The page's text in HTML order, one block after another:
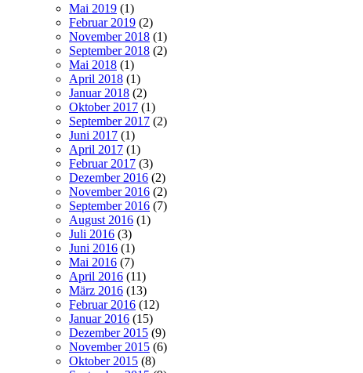
Mai 2019 (1)
Februar 2019 (2)
November 2018 (1)
September 2018 (2)
Mai 2018 (1)
April 2018 (1)
Januar 2018 (2)
Oktober 2017 (1)
September 2017 (2)
Juni 2017 (1)
April 2017 (1)
Februar 2017 (3)
Dezember 2016 (2)
November 2016 (2)
September 2016 (7)
August 2016 (1)
Juli 2016 (3)
Juni 2016 (1)
Mai 2016 (7)
April 2016 (11)
März 2016 (13)
Februar 2016 (12)
Januar 2016 (15)
Dezember 2015 (9)
November 2015 (6)
Oktober 2015 (8)